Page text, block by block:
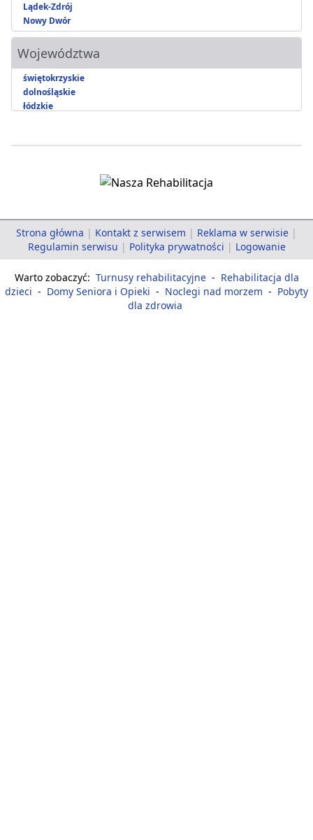
Lądek-Zdrój
Nowy Dwór
Województwa
świętokrzyskie
dolnośląskie
łódzkie
Strona główna | Kontakt z serwisem | Reklama w serwisie |
Regulamin serwisu | Polityka prywatności | Logowanie
Warto zobaczyć: Turnusy rehabilitacyjne - Rehabilitacja dla
dzieci - Domy Seniora i Opieki - Noclegi nad morzem - Pobyty
dla zdrowia